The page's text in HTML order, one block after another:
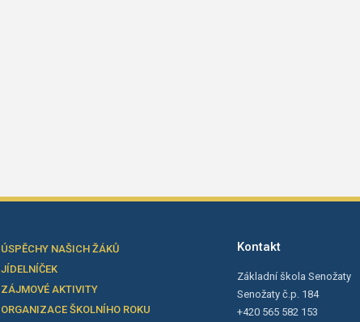
ÚSPĚCHY NAŠICH ŽÁKŮ
JÍDELNÍČEK
ZÁJMOVÉ AKTIVITY
ORGANIZACE ŠKOLNÍHO ROKU
Kontakt
Základní škola Senožaty
Senožaty č.p. 184
+420 565 582 153